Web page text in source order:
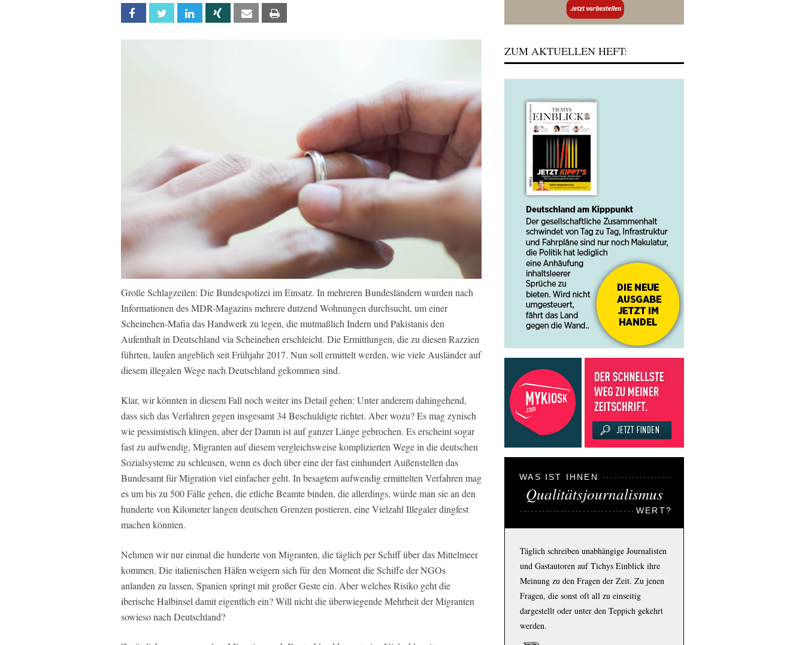
Facebook Twitter Linkedin Xing Email
Große Schlagzeilen: Die Bundespolizei im Einsatz. In mehreren Bundesländern wurden nach
Informationen des MDR-Magazins mehrere dutzend Wohnungen durchsucht, um einer
Scheinehen-Mafia das Handwerk zu legen, die mutmaßlich Indern und Pakistanis den
Aufenthalt in Deutschland via Scheinehen erschleicht. Die Ermittlungen, die zu diesen Razzien
führten, laufen angeblich seit Frühjahr 2017. Nun soll ermittelt werden, wie viele Ausländer auf
diesem illegalen Wege nach Deutschland gekommen sind.
Klar, wir könnten in diesem Fall noch weiter ins Detail gehen: Unter anderem dahingehend,
dass sich das Verfahren gegen insgesamt 34 Beschuldigte richtet. Aber wozu? Es mag zynisch
wie pessimistisch klingen, aber der Damm ist auf ganzer Länge gebrochen. Es erscheint sogar
fast zu aufwendig, Migranten auf diesem vergleichsweise komplizierten Wege in die deutschen
Sozialsysteme zu schleusen, wenn es doch über eine der fast einhundert Außenstellen das
Bundesamt für Migration viel einfacher geht. In besagtem aufwendig ermittelten Verfahren mag
es um bis zu 500 Fälle gehen, die etliche Beamte binden, die allerdings, würde man sie an den
hunderte von Kilometer langen deutschen Grenzen postieren, eine Vielzahl Illegaler dingfest
machen könnten.
Nehmen wir nur einmal die hunderte von Migranten, die täglich per Schiff über das Mittelmeer
kommen. Die italienischen Häfen weigern sich für den Moment die Schiffe der NGOs
anlanden zu lassen, Spanien springt mit großer Geste ein. Aber welches Risiko geht die
iberische Halbinsel damit eigentlich ein? Will nicht die überwiegende Mehrheit der Migranten
sowieso nach Deutschland?
ZUM AKTUELLEN HEFT:
WAS IST IHNEN
Qualitätsjournalismus
WERT?
Täglich schreiben unabhängige Journalisten
und Gastautoren auf Tichys Einblick ihre
Meinung zu den Fragen der Zeit. Zu jenen
Fragen, die sonst oft all zu einseitig
dargestellt oder unter den Teppich gekehrt
werden.